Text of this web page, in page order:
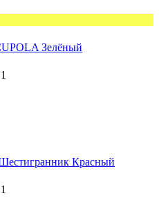
Зелёный
1
Красный
1